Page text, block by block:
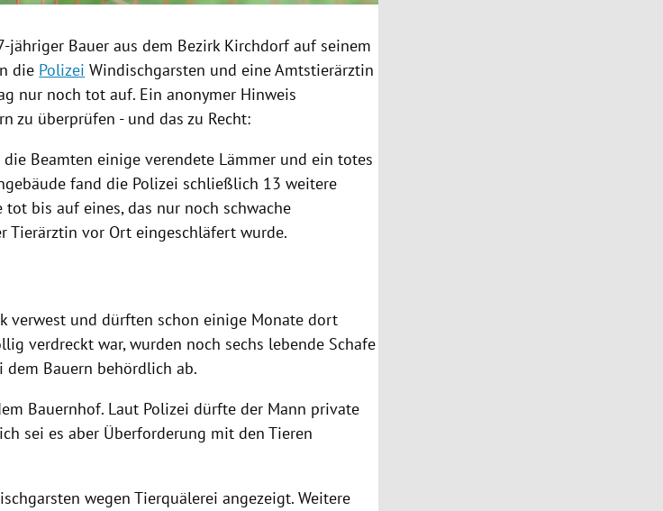
jähriger Bauer aus dem Bezirk Kirchdorfauf seinem
die Polizei Windischgarsten und eine Amtstierärztin
nur noch tot auf. Ein anonymer Hinweis
zu überprüfen - und das zu Recht:
Beamten einige verendete Lämmer und ein totes
fand die Polizei schließlich 13 weitere
tot bis auf eines, das nur noch schwache
Tierärztin vor Ort eingeschläfert wurde.
verwest und dürften schon einige Monate dort
verdreckt war, wurden noch sechs lebende Schafe
dem Bauern behördlich ab.
Bauernhof. Laut Polizei dürfte der Mann private
sei es aber Überforderung mit den Tieren
wegenTierquälerei angezeigt. Weitere